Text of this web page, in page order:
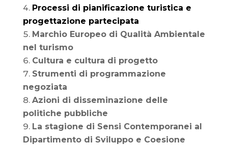
Processi di pianificazione turistica e
progettazione partecipata
Marchio Europeo di Qualità Ambientale
nel turismo
Cultura e cultura di progetto
Strumenti di programmazione
negoziata
Azioni di disseminazione delle
politiche pubbliche
La stagione di Sensi Contemporanei al
Dipartimento di Sviluppo e Coesione